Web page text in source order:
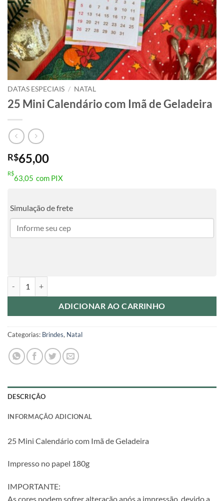
DATAS ESPECIAIS / NATAL
25 Mini Calendário com Imã de Geladeira
R$65,00
R$
63,05 com PIX
Simulação de frete
ADICIONAR AO CARRINHO
Categorias: Brindes, Natal
DESCRIÇÃO
INFORMAÇÃO ADICIONAL
25 Mini Calendário com Imã de Geladeira
Impresso no papel 180g
IMPORTANTE:
As cores podem sofrer alteração após a impressão, devido a